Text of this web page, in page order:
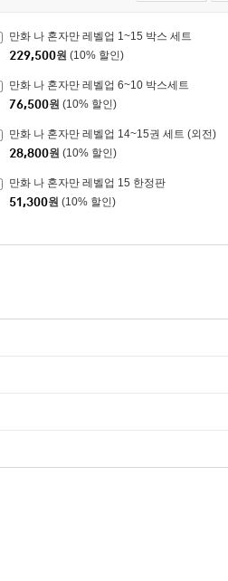
만화 나 혼자만 레벨업 1~15 박스 세트
229,500원 (10% 할인)
만화 나 혼자만 레벨업 6~10 박스세트
76,500원 (10% 할인)
만화 나 혼자만 레벨업 14~15권 세트 (외전)
28,800원 (10% 할인)
만화 나 혼자만 레벨업 15 한정판
51,300원 (10% 할인)